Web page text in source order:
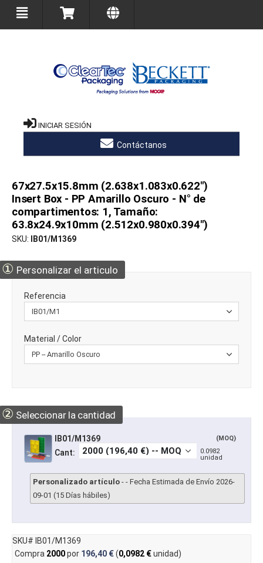
INICIAR SESIÓN
Contáctanos
67x27.5x15.8mm (2.638x1.083x0.622")
Insert Box - PP Amarillo Oscuro - N° de
compartimentos: 1, Tamaño:
63.8x24.9x10mm (2.512x0.980x0.394")
SKU IB01/M1369
① Personalizar el articulo
Referencia
Material / Color
② Seleccionar la cantidad
IB01/M1369 (MOQ)
Cant:
0.0982
unidad
Personalizado artículo - - Fecha Estimada de Envío 2026-
09-01 (15 Días hábiles)
SKU# IB01/M1369
Compra 2000por 196,40 €(0,0982 €unidad)